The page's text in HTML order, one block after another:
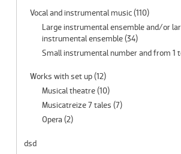
Vocal and instrumental music(110)
Large instrumental ensemble and/or
instrumental ensemble(34)
Small instrumental number and from 1
Works with set up(12)
Musical theatre(10)
Musicatreize 7 tales (7)
Opera (2)
dsd